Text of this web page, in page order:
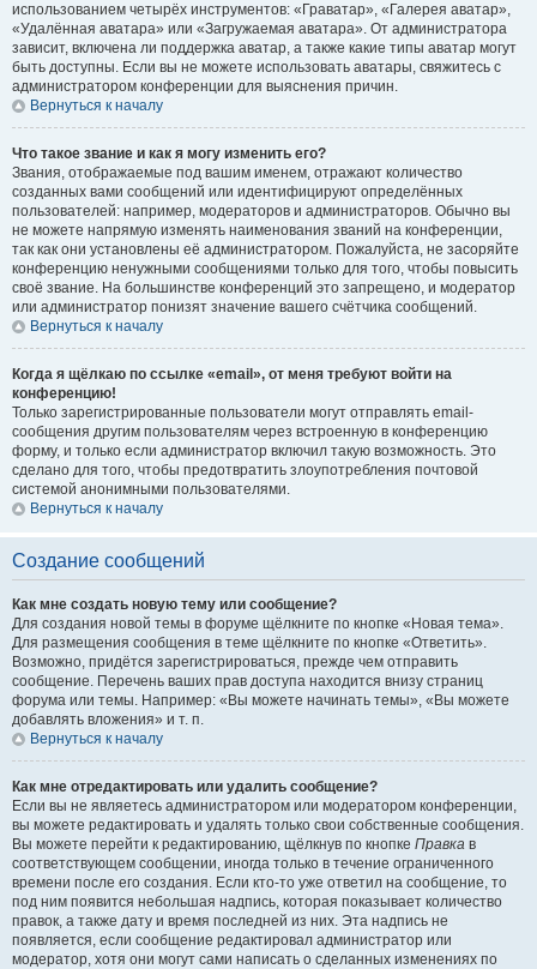
использованием четырёх инструментов: «Граватар», «Галерея аватар»,
«Удалённая аватара» или «Загружаемая аватара». От администратора
зависит, включена ли поддержка аватар, а также какие типы аватар могут
быть доступны. Если вы не можете использовать аватары, свяжитесь с
администратором конференции для выяснения причин.
Вернуться к началу
Что такое звание и как я могу изменить его?
Звания, отображаемые под вашим именем, отражают количество
созданных вами сообщений или идентифицируют определённых
пользователей: например, модераторов и администраторов. Обычно вы
не можете напрямую изменять наименования званий на конференции,
так как они установлены её администратором. Пожалуйста, не засоряйте
конференцию ненужными сообщениями только для того, чтобы повысить
своё звание. На большинстве конференций это запрещено, и модератор
или администратор понизят значение вашего счётчика сообщений.
Вернуться к началу
Когда я щёлкаю по ссылке «email», от меня требуют войти на
конференцию!
Только зарегистрированные пользователи могут отправлять email-
сообщения другим пользователям через встроенную в конференцию
форму, и только если администратор включил такую возможность. Это
сделано для того, чтобы предотвратить злоупотребления почтовой
системой анонимными пользователями.
Вернуться к началу
Создание сообщений
Как мне создать новую тему или сообщение?
Для создания новой темы в форуме щёлкните по кнопке «Новая тема».
Для размещения сообщения в теме щёлкните по кнопке «Ответить».
Возможно, придётся зарегистрироваться, прежде чем отправить
сообщение. Перечень ваших прав доступа находится внизу страниц
форума или темы. Например: «Вы можете начинать темы», «Вы можете
добавлять вложения» и т. п.
Вернуться к началу
Как мне отредактировать или удалить сообщение?
Если вы не являетесь администратором или модератором конференции,
вы можете редактировать и удалять только свои собственные сообщения.
Вы можете перейти к редактированию, щёлкнув по кнопке Правка в
соответствующем сообщении, иногда только в течение ограниченного
времени после его создания. Если кто-то уже ответил на сообщение, то
под ним появится небольшая надпись, которая показывает количество
правок, а также дату и время последней из них. Эта надпись не
появляется, если сообщение редактировал администратор или
модератор, хотя они могут сами написать о сделанных изменениях по